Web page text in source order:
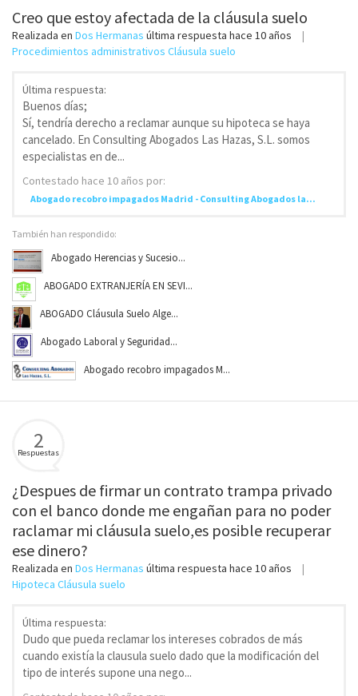
Creo que estoy afectada de la cláusula suelo
Realizada en Dos Hermanas última respuesta hace 10 años
Procedimientos administrativos Cláusula suelo
Última respuesta:
Buenos días;
Sí, tendría derecho a reclamar aunque su hipoteca se haya
cancelado. En Consulting Abogados Las Hazas, S.L. somos
especialistas en de...
Contestado hace 10 años por:
Abogado recobro impagados Madrid - Consulting Abogados la...
También han respondido:
Abogado Herencias y Sucesio...
ABOGADO EXTRANJERÍA EN SEVI...
ABOGADO Cláusula Suelo Alge...
Abogado Laboral y Seguridad...
Abogado recobro impagados M...
2
Respuestas
¿Despues de firmar un contrato trampa privado
con el banco donde me engañan para no poder
raclamar mi cláusula suelo,es posible recuperar
ese dinero?
Realizada en Dos Hermanas última respuesta hace 10 años
Hipoteca Cláusula suelo
Última respuesta:
Dudo que pueda reclamar los intereses cobrados de más
cuando existía la clausula suelo dado que la modificación del
tipo de interés supone una nego...